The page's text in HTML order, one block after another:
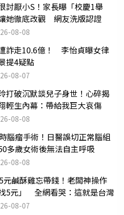
討厭小S！家長曝「校慶1舉
她徹底改觀 網友洗版認證
08-08
詐走10.6億！ 李怡貞曝女律
提4疑點
08-07
打破沉默談兒子身世！心碎揭
輕生內幕：帶給我巨大哀傷
08-08
腦瘤手術！日醫誤切正常腦組
歲女術後無法自主呼吸
08-08
元鹹酥雞忘帶錢！老闆神操作
找5元」 全網看哭：這就是台灣
08-07